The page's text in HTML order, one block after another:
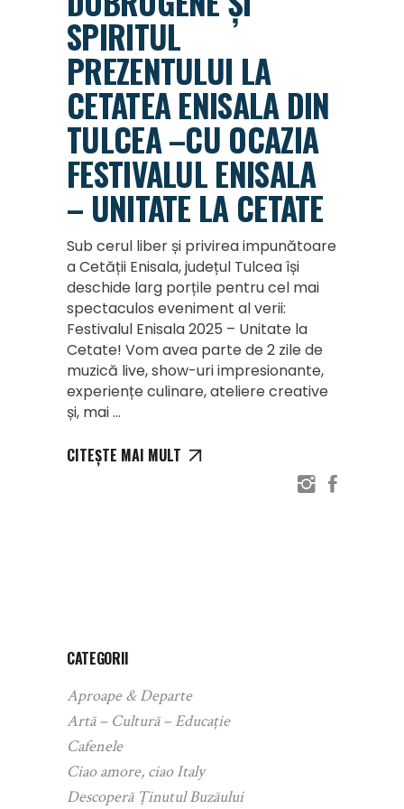
SPIRITUL
PREZENTULUI LA
CETATEA ENISALA DIN
TULCEA –CU OCAZIA
FESTIVALUL ENISALA
– UNITATE LA CETATE
Sub cerul liber și privirea impunătoare
a Cetății Enisala, județul Tulcea își
deschide larg porțile pentru cel mai
spectaculos eveniment al verii:
Festivalul Enisala 2025 – Unitate la
Cetate! Vom avea parte de 2 zile de
muzică live, show-uri impresionante,
experiențe culinare, ateliere creative
și, mai
CITEȘTE MAI MULT
CATEGORII
Aproape & Departe
Artă – Cultură – Educație
Cafenele
Ciao amore, ciao Italy
Descoperă Ținutul Buzăului